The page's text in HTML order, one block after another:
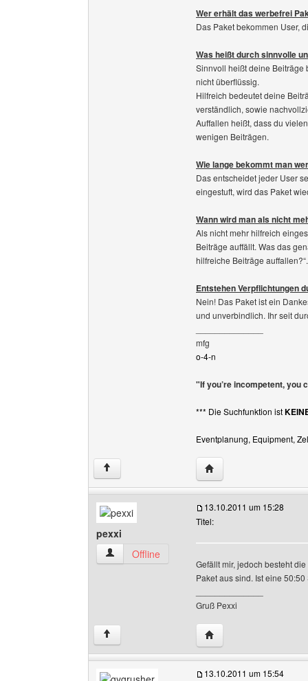
Wer erhält das werbefrei
Das Paket bekommen User,
Was heißt durch sinnvolle
Sinnvoll heißt deine Beiträge
nicht überflüssig.
Hilfreich bedeutet deine
verständlich, sowie
Auffallen heißt, dass du
wenigen Beiträgen.
Wie lange bekommt man
Das entscheidet jeder User
eingestuft, wird das Paket
Wann wird man als nicht
Als nicht mehr hilfreich
Beiträge auffällt. Was das
hilfreiche Beiträge auffallen?“.
Entstehen Verpflichtungen
Nein! Das Paket ist ein
und unverbindlich. Ihr seit
mfg
o-4-n
"If you’re incompetent, you
*** Die Suchfunktion ist
Eventplanung, Equipment,
↑ Website dieses
pexxi
pexxi Benutzer-Profile anzeigen
Offline
13.10.2011 um 15:28
Titel:
Gefällt mir, jedoch besteht
Paket aus sind. Ist eine
Gruß Pexxi
↑ Website dieses
13.10.2011 um 15:54